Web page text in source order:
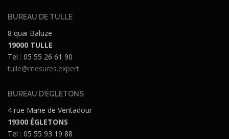
BUREAU DE TULLE
8 quai Baluze
19000 TULLE
Tel : 05 55 26 61 90
tulle@mesures.expert
BUREAU D’ÉGLETONS
4 rue Marie de Ventadour
19300 ÉGLETONS
Tel : 05 55 93 19 88